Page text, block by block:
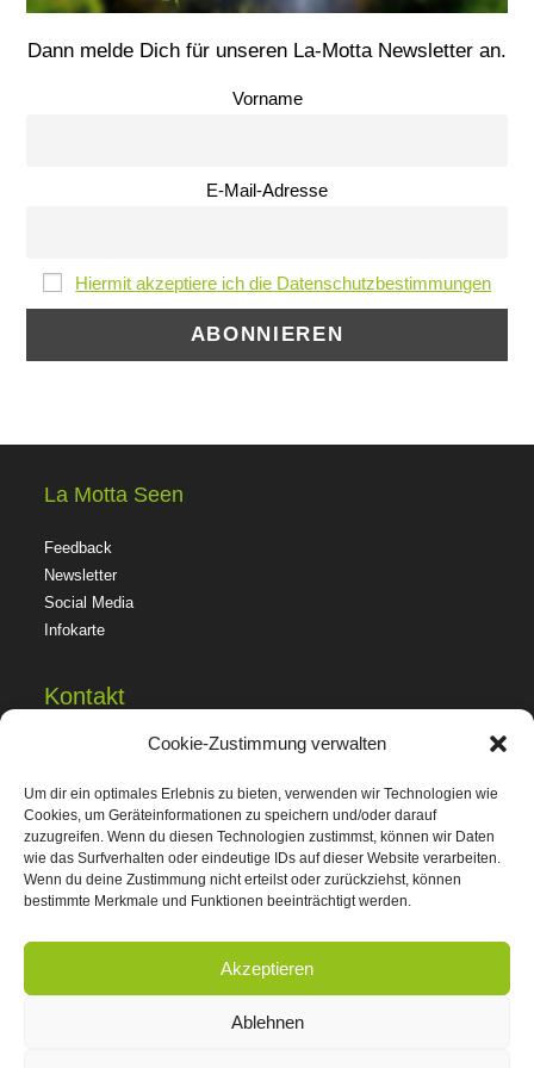
Cookie-Zustimmung verwalten
Um dir ein optimales Erlebnis zu bieten, verwenden wir Technologien wie
Cookies, um Geräteinformationen zu speichern und/oder darauf
zuzugreifen. Wenn du diesen Technologien zustimmst, können wir Daten
wie das Surfverhalten oder eindeutige IDs auf dieser Website verarbeiten.
Wenn du deine Zustimmung nicht erteilst oder zurückziehst, können
bestimmte Merkmale und Funktionen beeinträchtigt werden.
Akzeptieren
Ablehnen
Dann melde Dich für unseren La-Motta Newsletter an.
Vorname
E-Mail-Adresse
Hiermit akzeptiere ich die Datenschutzbestimmungen
La Motta Seen
Feedback
Newsletter
Social Media
Infokarte
Kontakt
Buchungsanfrage
Sanitäranlagen
Datenschutz